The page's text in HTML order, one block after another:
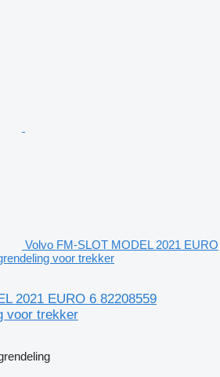
Volvo FM-SLOT MODEL 2021 EURO
voor trekker
2021 EURO 6 82208559
voor trekker